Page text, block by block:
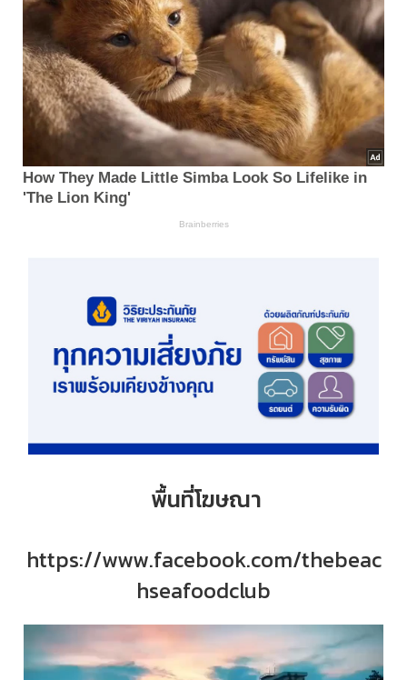
พื้นที่โฆษณา
https://www.facebook.com/thebeac
hseafoodclub